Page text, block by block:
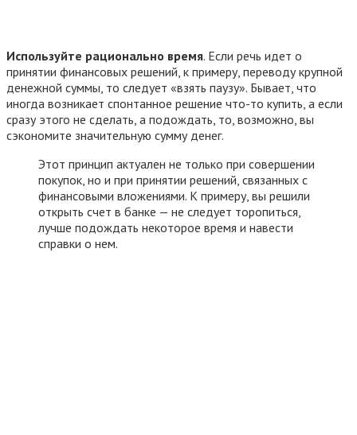
Используйте рационально время. Если речь идет о
принятии финансовых решений, к примеру, переводу крупной
денежной суммы, то следует «взять паузу». Бывает, что
иногда возникает спонтанное решение что-то купить, а если
сразу этого не сделать, а подождать, то, возможно, вы
сэкономите значительную сумму денег.
Этот принцип актуален не только при совершении
покупок, но и при принятии решений, связанных с
финансовыми вложениями. К примеру, вы решили
открыть счет в банке — не следует торопиться,
лучше подождать некоторое время и навести
справки о нем.